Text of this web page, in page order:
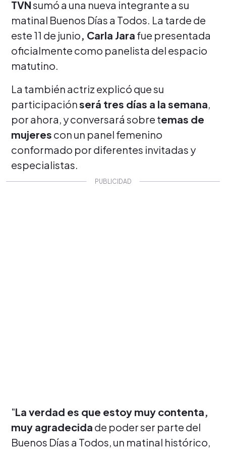
TVNsumó a una nueva integrante a su
matinal Buenos Días a Todos. La tarde de
este 11 de junio, Carla Jara fue presentada
oficialmente como panelista del espacio
matutino.
La también actriz explicó que su
participaciónserá tres días a la semana,
por ahora, y conversará sobre temas de
mujeres con un panel femenino
conformado por diferentes invitadas y
especialistas.
"La verdad es que estoy muy contenta,
muy agradecida de poder ser parte del
Buenos Días a Todos, un matinal histórico,